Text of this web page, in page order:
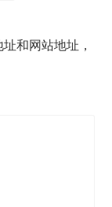
和网站地址，